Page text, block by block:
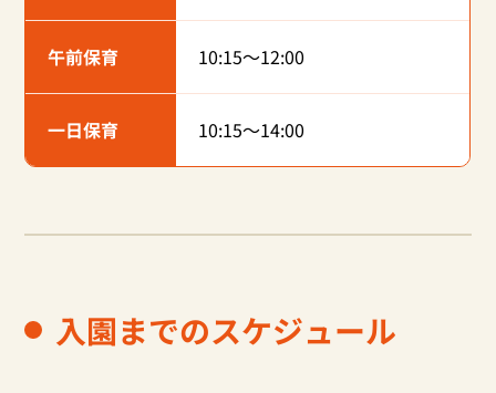
午前保育 10:15〜12:00
一日保育 10:15〜14:00
入園までのスケジュール